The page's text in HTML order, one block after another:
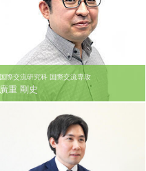
国際交流研究科 国際交流専攻
廣重 剛史